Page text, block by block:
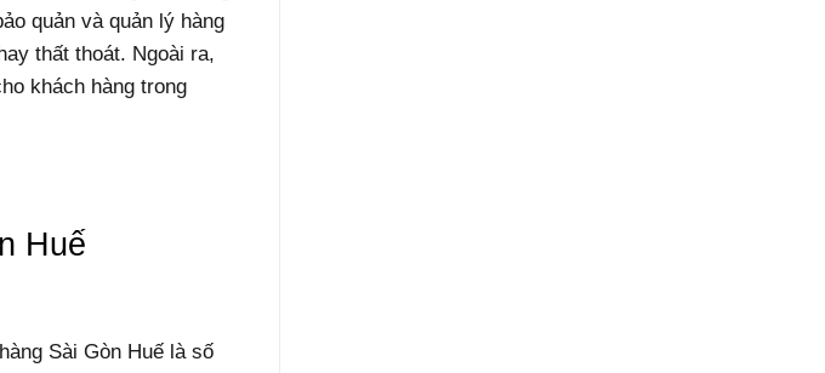
quản và quản lý hàng
thất thoát. Ngoài ra,
khách hàng trong
Huế
Sài Gòn Huế là số